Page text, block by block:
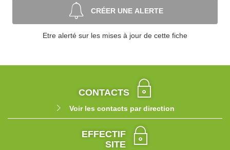
CRÉER UNE ALERTE
Etre alerté sur les mises à jour de cette fiche
CONTACTS
Voir les contacts par direction
EFFECTIF
SITE